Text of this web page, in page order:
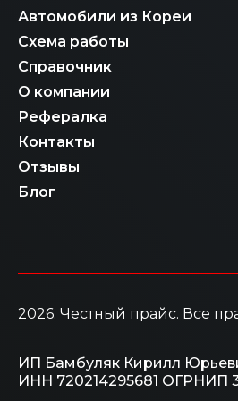
Автомобили из Кореи
Схема работы
Справочник
О компании
Рефералка
Контакты
Отзывы
Блог
2026. Честный прайс. Все
ИП Бамбуляк Кирилл
ИНН 720214295681 ОГРНИП